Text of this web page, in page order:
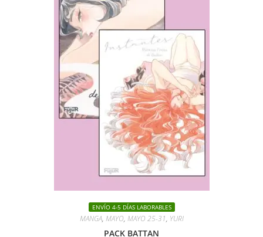
ENVÍO 4-5 DÍAS LABORABLES
MANGA, MAYO, MAYO 25-31, YURI
PACK BATTAN